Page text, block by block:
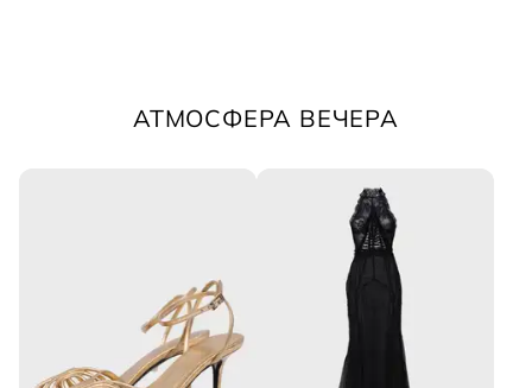
АТМОСФЕРА ВЕЧЕРА